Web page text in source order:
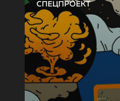
СПЕЦПРОЕКТ